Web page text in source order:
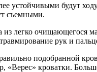
устойчивыми будут
съемными.
легко очищающегося
рук и
подобранной
«Верес» кроватки.